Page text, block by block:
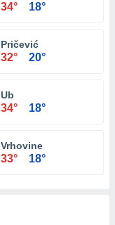
34° 18°
Pričević
32° 20°
Ub
34° 18°
Vrhovine
33° 18°